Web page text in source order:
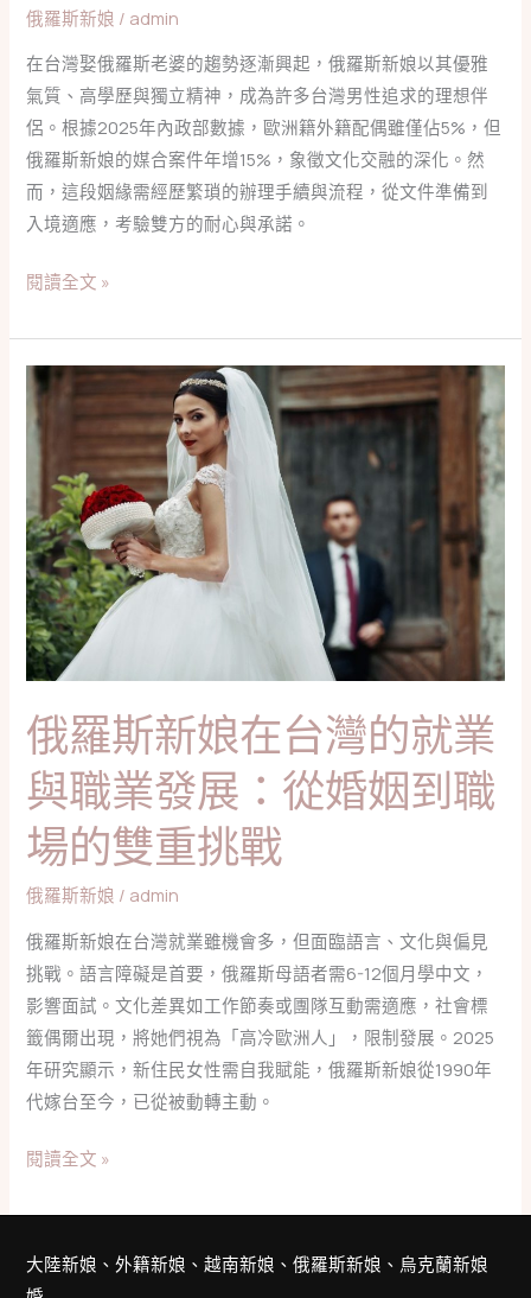
俄羅斯新娘 / admin
在台灣娶俄羅斯老婆的趨勢逐漸興起，俄羅斯新娘以其優雅
氣質、高學歷與獨立精神，成為許多台灣男性追求的理想伴
侶。根據2025年內政部數據，歐洲籍外籍配偶雖僅佔5%，但
俄羅斯新娘的媒合案件年增15%，象徵文化交融的深化。然
而，這段姻緣需經歷繁瑣的辦理手續與流程，從文件準備到
入境適應，考驗雙方的耐心與承諾。
國
緣
的
浪
漫
與
責
任
閱讀全文 »
俄羅斯新娘在台灣的就業
與職業發展：從婚姻到職
場的雙重挑戰
俄羅斯新娘 / admin
俄羅斯新娘在台灣就業雖機會多，但面臨語言、文化與偏見
挑戰。語言障礙是首要，俄羅斯母語者需6-12個月學中文，
影響面試。文化差異如工作節奏或團隊互動需適應，社會標
籤偶爾出現，將她們視為「高冷歐洲人」，限制發展。2025
年研究顯示，新住民女性需自我賦能，俄羅斯新娘從1990年
代嫁台至今，已從被動轉主動。
俄
羅
斯
娘
在
台
灣
的
就
與
業
發
展：
從
姻
到
職
場
的
雙
重
戰
閱讀全文 »
大陸新娘、外籍新娘、越南新娘、俄羅斯新娘、烏克蘭新娘